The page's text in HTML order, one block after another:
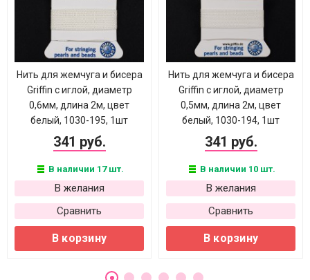
Нить для жемчуга и бисера
Griffin с иглой, диаметр
0,6мм, длина 2м, цвет
белый, 1030-195, 1шт
341 руб.
В наличии 17 шт.
В желания
Сравнить
В корзину
Нить для жемчуга и бисера
Griffin с иглой, диаметр
0,5мм, длина 2м, цвет
белый, 1030-194, 1шт
341 руб.
В наличии 10 шт.
В желания
Сравнить
В корзину